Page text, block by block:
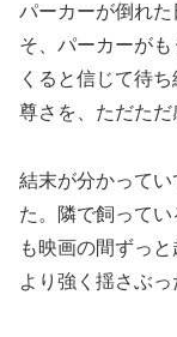
パーカーが倒れ
そ、パーカーが
くると信じて待
尊さを、ただただ
結末が分かって
た。隣で飼って
も映画の間ずっ
より強く揺さぶっ